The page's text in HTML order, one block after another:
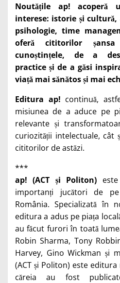
Noutățile ap! acoperă
interese: istorie și cultură,
psihologie, time
oferă cititorilor
cunoștințele, de a
practice și de a găsi
viață mai sănătos și mai
Editura ap! continuă,
misiunea de a aduce pe
relevante și
curiozității intelectuale, cât
cititorilor de astăzi.
***
ap! (ACT și Politon)
importanți jucători de
România. Specializată în
editura a adus pe piața
au făcut furori în toată
Robin Sharma, Tony
Harvey, Gino Wickman și
(ACT și Politon) este
căreia au fost